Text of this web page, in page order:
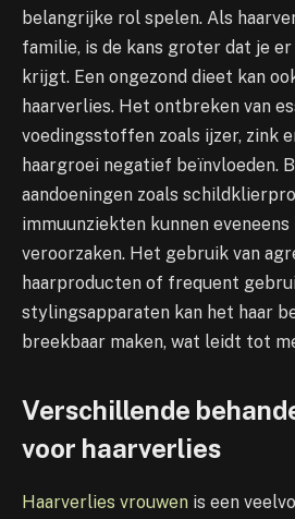
belangrijke rol spelen. Als
familie, is de kans groter dat je
krijgt. Een ongezond dieet kan
haarverlies. Het ontbreken van
voedingsstoffen zoals ijzer, zink
haargroei negatief beïnvloeden.
aandoeningen zoals
immuunziekten kunnen eveneens
veroorzaken. Het gebruik van
haarproducten of frequent
stylingsapparaten kan het haar
breekbaar maken, wat leidt tot
Verschillende
voor haarverlies
Haarverlies vrouwen is een